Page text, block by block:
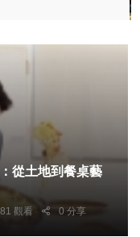
觀看 0 分享